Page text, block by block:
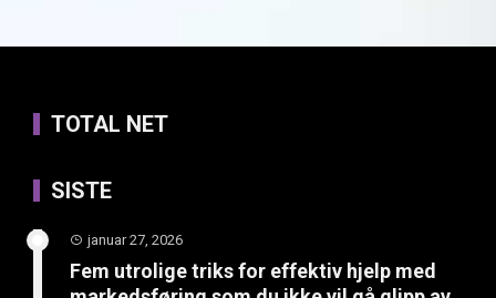
TOTAL NET
SISTE
januar 27, 2026
Fem utrolige triks for effektiv hjelp med